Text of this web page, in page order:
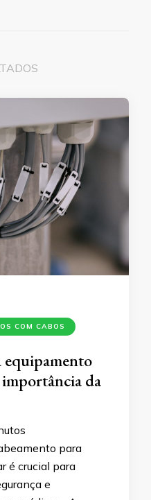
COM CABOS
equipamento
da
para
é crucial para
e